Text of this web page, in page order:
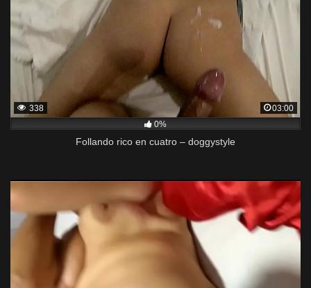
338
03:00
0%
Follando rico en cuatro – doggystyle